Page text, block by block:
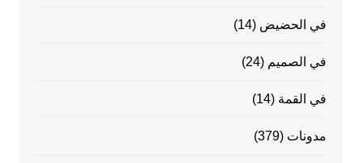
في الحضيض (14)
في الصميم (24)
في القمة (14)
مدونات (379)